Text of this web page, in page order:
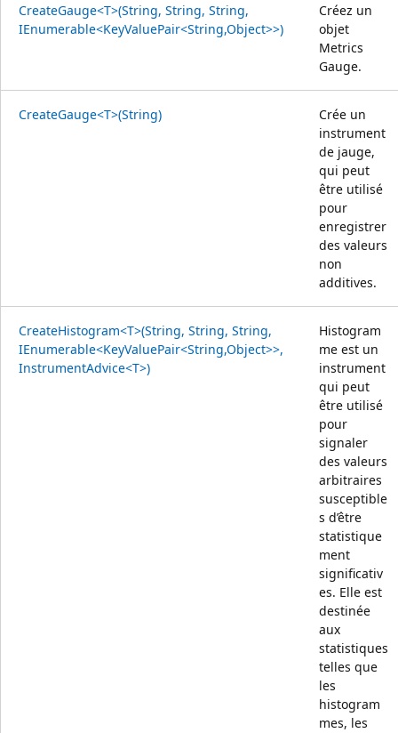
CreateGauge<T>(String, String, String,
IEnumerable<KeyValuePair<String,Object>>)
Créez un
objet
Metrics
Gauge.
CreateGauge<T>(String)
Crée un
instrument
de jauge,
qui peut
être utilisé
pour
enregistrer
des valeurs
non
additives.
CreateHistogram<T>(String, String, String,
IEnumerable<KeyValuePair<String,Object>>,
InstrumentAdvice<T>)
Histogram
me est un
instrument
qui peut
être utilisé
pour
signaler
des valeurs
arbitraires
susceptible
s d’être
statistique
ment
significativ
es. Elle est
destinée
aux
statistiques
telles que
les
histogram
mes, les